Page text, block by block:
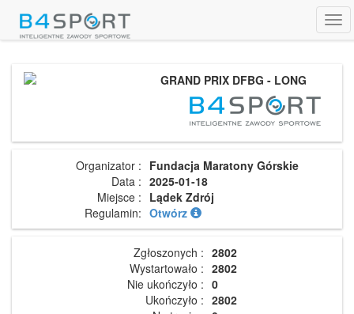
GRAND PRIX DFBG - LONG
Organizator : Fundacja Maratony Górskie
Data : 2025-01-18
Miejsce : Lądek Zdrój
Regulamin: Otwórz
Zgłoszonych : 2802
Wystartowało : 2802
Nie ukończyło : 0
Ukończyło : 2802